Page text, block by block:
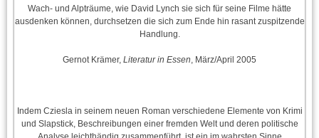
Wach- und Alpträume, wie David Lynch sie sich für seine Filme hätte
ausdenken können, durchsetzen die sich zum Ende hin rasant zuspitzende
Handlung.
Gernot Krämer, Literatur in Essen, März/April 2005
Indem Cziesla in seinem neuen Roman verschiedene Elemente von Krimi
und Slapstick, Beschreibungen einer fremden Welt und deren politische